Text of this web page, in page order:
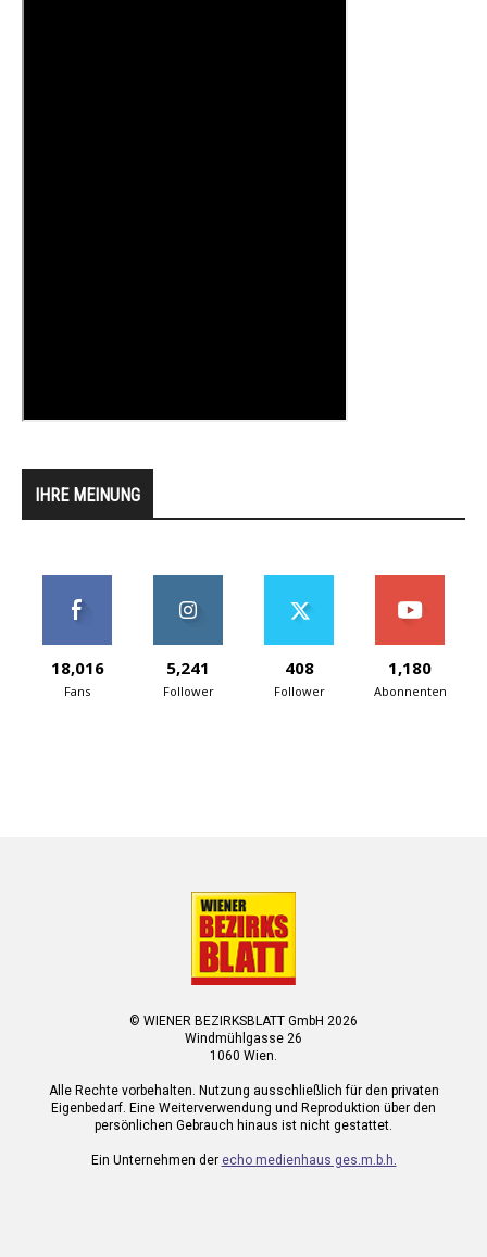
IHRE MEINUNG
18,016
Fans
5,241
Follower
408
Follower
1,180
Abonnenten
© WIENER BEZIRKSBLATT GmbH 2026
Windmühlgasse 26
1060 Wien.
Alle Rechte vorbehalten. Nutzung ausschließlich für den privaten
Eigenbedarf. Eine Weiterverwendung und Reproduktion über den
persönlichen Gebrauch hinaus ist nicht gestattet.
Ein Unternehmen der echo medienhaus ges.m.b.h.